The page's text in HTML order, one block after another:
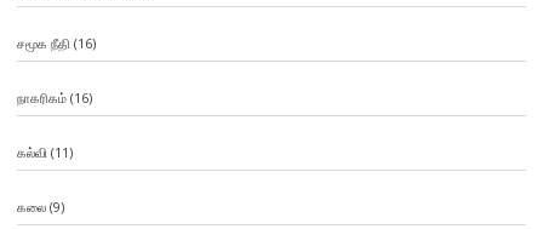
சமூக நீதி (16)
நாகரிகம்(16)
கல்வி (11)
கலை(9)